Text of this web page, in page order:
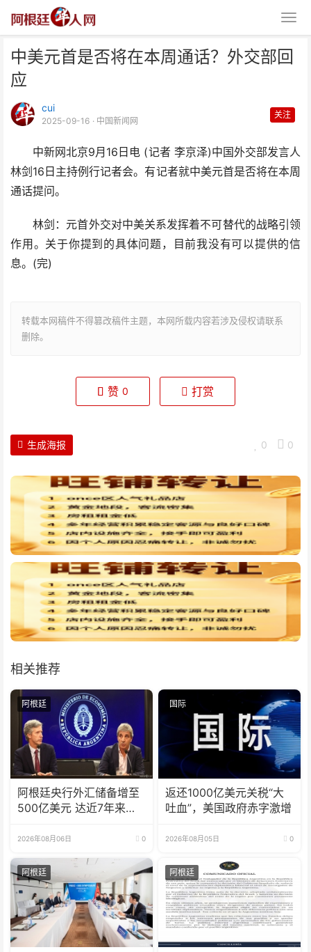
中美元首是否将在本周通话？外交部回
应
cui
2025-09-16 · 中国新闻网
关注
中新网北京9月16日电 (记者 李京泽)中国外交部发言人
林剑16日主持例行记者会。有记者就中美元首是否将在本周
通话提问。
林剑：元首外交对中美关系发挥着不可替代的战略引领
作用。关于你提到的具体问题，目前我没有可以提供的信
息。(完)
转载本网稿件不得篡改稿件主题，本网所载内容若涉及侵权请联系
删除。
中美元首是否将在本周通话？外交
部回应
赞 0 打赏
0 0
生成海报
相关推荐
阿根廷
阿根廷央行外汇储备增至
500亿美元 达近7年来最
2026年08月06日 0
国际
返还1000亿美元关税“大
吐血”，美国政府赤字激增
2026年08月05日 0
阿根廷 阿根廷